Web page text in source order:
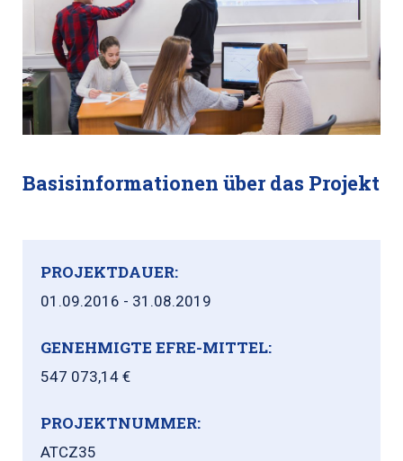
Basisinformationen über das Projekt
PROJEKTDAUER:
01.09.2016 - 31.08.2019
GENEHMIGTE EFRE-MITTEL:
547 073,14 €
PROJEKTNUMMER:
ATCZ35